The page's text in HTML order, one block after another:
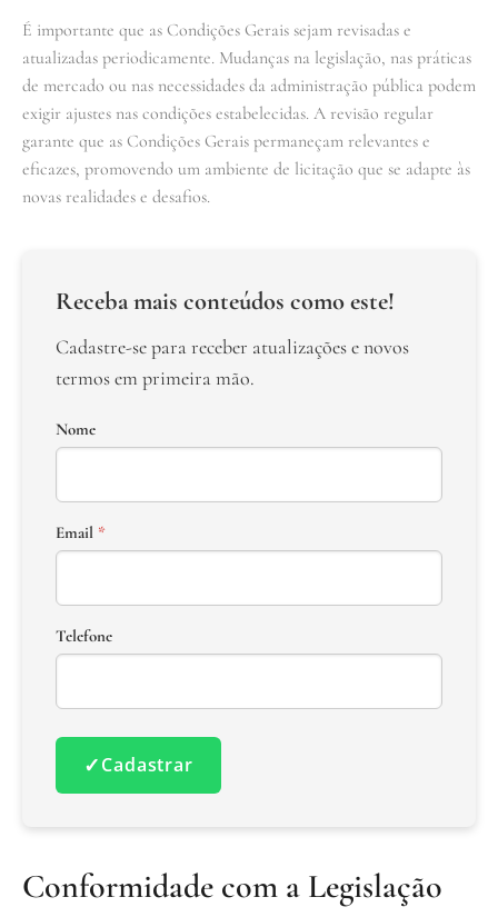
É importante que as Condições Gerais sejam revisadas e
atualizadas periodicamente. Mudanças na legislação, nas práticas
de mercado ou nas necessidades da administração pública podem
exigir ajustes nas condições estabelecidas. A revisão regular
garante que as Condições Gerais permaneçam relevantes e
eficazes, promovendo um ambiente de licitação que se adapte às
novas realidades e desafios.
Receba mais conteúdos como este!
Cadastre-se para receber atualizações e novos
termos em primeira mão.
Nome
Email *
Telefone
✓Cadastrar
Conformidade com a Legislação